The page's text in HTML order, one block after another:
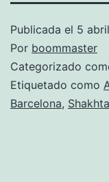
Publicada el 5
Por boommaster
Categorizado
Etiquetado como
Barcelona,